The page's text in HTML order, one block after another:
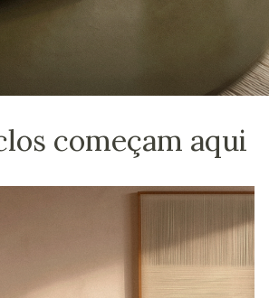
começam aqui